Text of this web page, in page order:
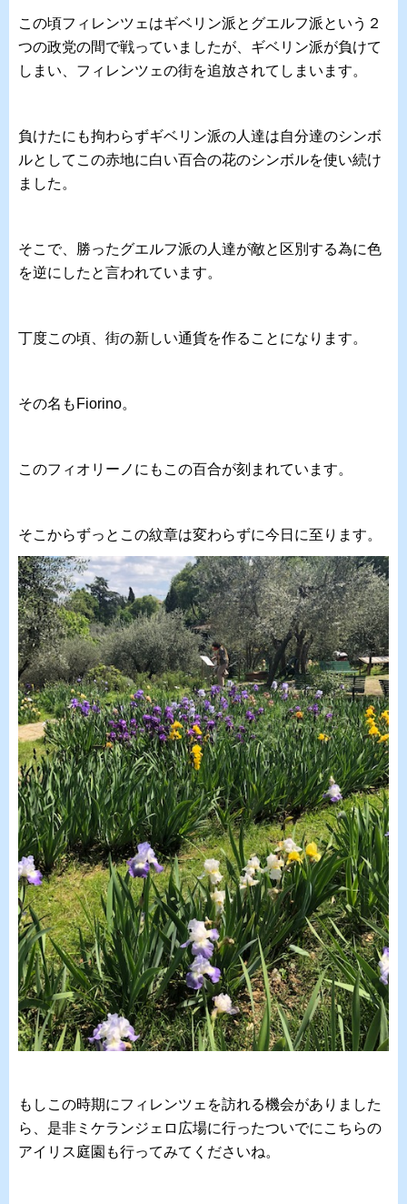
この頃フィレンツェはギベリン派とグエルフ派という２
つの政党の間で戦っていましたが、ギベリン派が負けて
しまい、フィレンツェの街を追放されてしまいます。
負けたにも拘わらずギベリン派の人達は自分達のシンボ
ルとしてこの赤地に白い百合の花のシンボルを使い続け
ました。
そこで、勝ったグエルフ派の人達が敵と区別する為に色
を逆にしたと言われています。
丁度この頃、街の新しい通貨を作ることになります。
その名もFiorino。
このフィオリーノにもこの百合が刻まれています。
そこからずっとこの紋章は変わらずに今日に至ります。
もしこの時期にフィレンツェを訪れる機会がありました
ら、是非ミケランジェロ広場に行ったついでにこちらの
アイリス庭園も行ってみてくださいね。